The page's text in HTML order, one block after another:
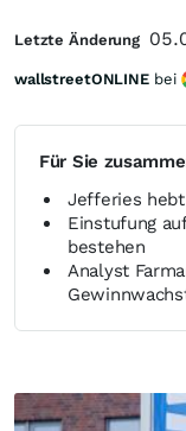
Für Sie
Jefferies
Einstufung
bestehen
Analyst
Letzte Änderung
wallstreetONLINE bei